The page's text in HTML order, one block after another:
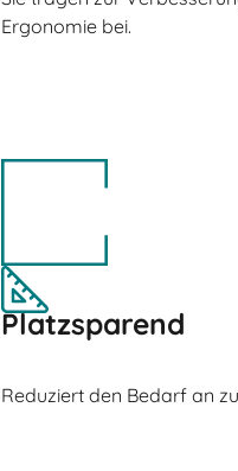
Ergonomie bei.
Platzsparend
Reduziert den Bedarf an